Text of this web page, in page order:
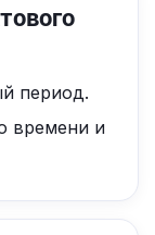
период.
времени и